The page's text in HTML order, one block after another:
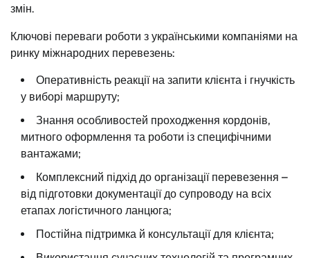
змін.
Ключові переваги роботи з українськими компаніями на
ринку міжнародних перевезень:
Оперативність реакції на запити клієнта і гнучкість
у виборі маршруту;
Знання особливостей проходження кордонів,
митного оформлення та роботи із специфічними
вантажами;
Комплексний підхід до організації перевезення –
від підготовки документації до супроводу на всіх
етапах логістичного ланцюга;
Постійна підтримка й консультації для клієнта;